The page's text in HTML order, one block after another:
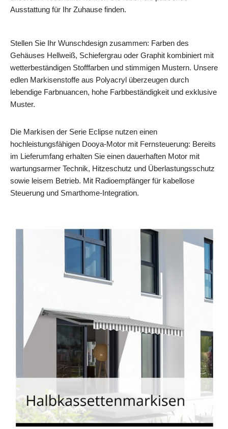
Ausstattung für Ihr Zuhause finden.
Stellen Sie Ihr Wunschdesign zusammen: Farben des
Gehäuses Hellweiß, Schiefergrau oder Graphit kombiniert mit
wetterbeständigen Stofffarben und stimmigen Mustern. Unsere
edlen Markisenstoffe aus Polyacryl überzeugen durch
lebendige Farbnuancen, hohe Farbbeständigkeit und exklusive
Muster.
Die Markisen der Serie Eclipse nutzen einen
hochleistungsfähigen Dooya-Motor mit Fernsteuerung: Bereits
im Lieferumfang erhalten Sie einen dauerhaften Motor mit
wartungsarmer Technik, Hitzeschutz und Überlastungsschutz
sowie leisem Betrieb. Mit Radioempfänger für kabellose
Steuerung und Smarthome-Integration.